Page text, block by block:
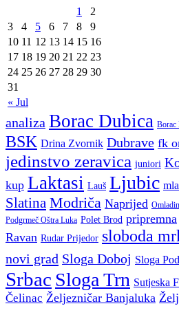
« Jul
1
2
3
4 5 6 7 8
9
10 11 12 13 14 15 16
17 18 19 20 21 22 23
24 25 26 27 28 29 30
31
analiza Borac Dubica
BSK Drina Zvornik Dubrave fk
jedinstvo zeravica juniori
kup Laktasi Lauš Ljubic
Slatina Modriča Naprijed
Podgrmeč Oštra Luka Polet Brod pripremna
Ravan Rudar Prijedor sloboda
novi grad Sloga Doboj Sloga
Srbac Sloga Trn Sutjeska
Čelinac Željezničar Banjaluka